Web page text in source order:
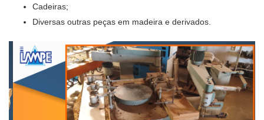
Cadeiras;
Diversas outras peças em madeira e derivados.